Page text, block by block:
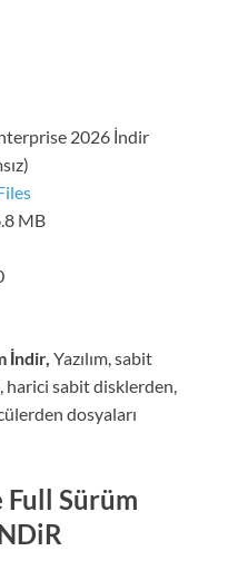
2026 İndir
MB
İndir, Yazılım, sabit
harici sabit disklerden,
dosyaları
Sürüm